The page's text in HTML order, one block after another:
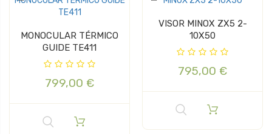
MONOCULAR TÉRMICO
GUIDE TE411
799,00 €
VISOR MINOX ZX5 2-
10X50
795,00 €